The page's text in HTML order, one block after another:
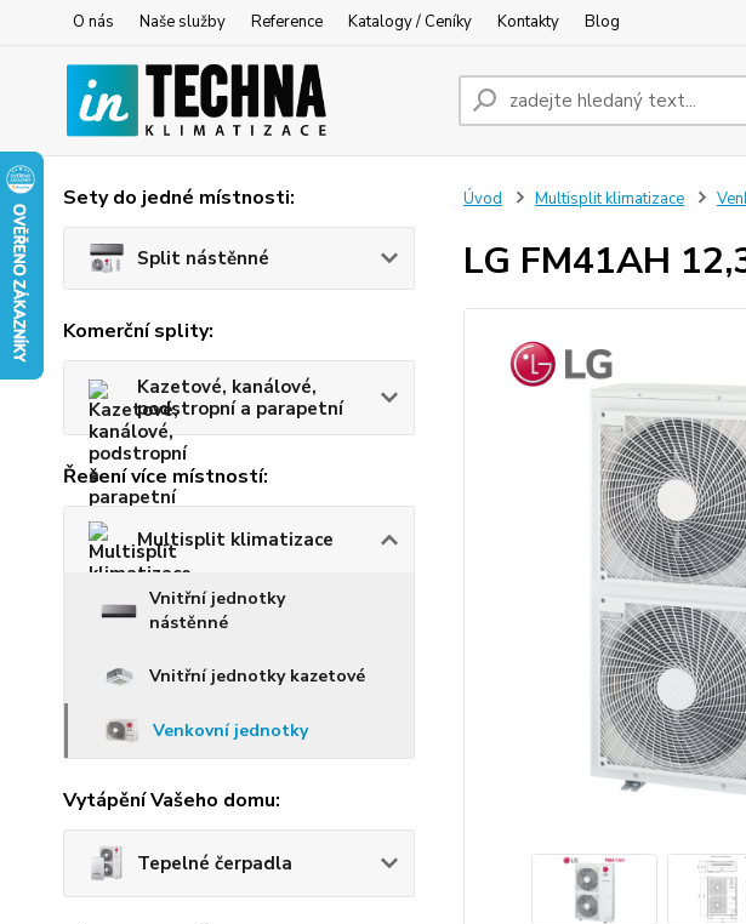
O nás Naše služby Reference Katalogy / Ceníky Kontakty Blog
Sety do jedné místnosti:
Split nástěnné
Komerční splity:
Kazetové, kanálové,
podstropní a parapetní
Řešení více místností:
Multisplit klimatizace
Vnitřní jednotky
nástěnné
Vnitřní jednotky kazetové
Venkovní jednotky
Vytápění Vašeho domu:
Tepelné čerpadla
Úvod Multisplit klimatizace
LG FM41AH